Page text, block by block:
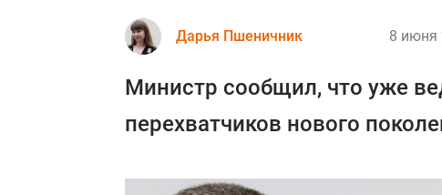
Дарья Пшеничник 8 июня
Министр сообщил, что уже
перехватчиков нового